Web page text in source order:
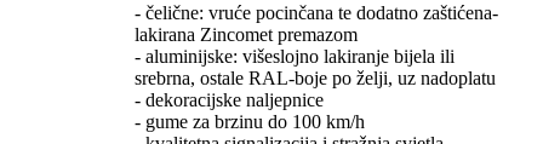
- čelične: vruće pocinčana te dodatno zaštićena-
lakirana Zincomet premazom
- aluminijske: višeslojno lakiranje bijela ili
srebrna, ostale RAL-boje po želji, uz nadoplatu
- dekoracijske naljepnice
- gume za brzinu do 100 km/h